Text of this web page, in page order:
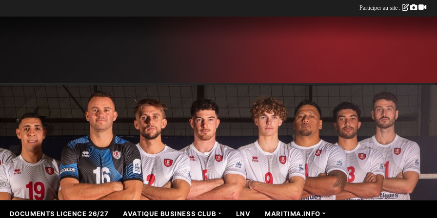
DOCUMENTS LICENCE 26/27 AVATIQUE BUSINESS CLUB LNV MARITIMA.INFO
Participer au site :